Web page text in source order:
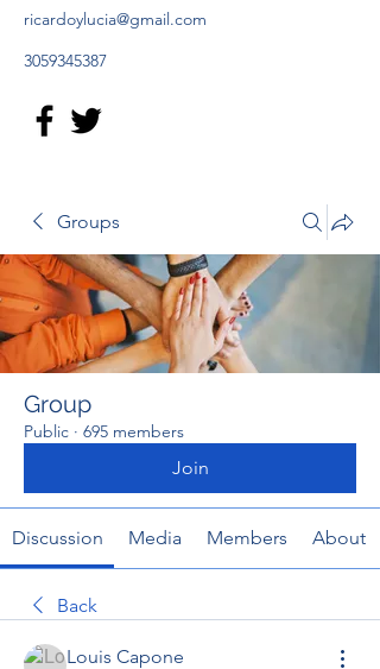
ricardoylucia@gmail.com
3059345387
Groups
Group
Public · 695 members
Join
Discussion Media Members About
Back
Louis Capone